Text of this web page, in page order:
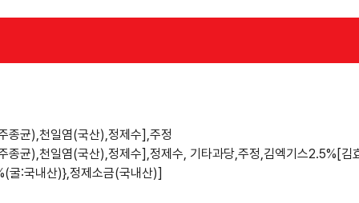
종균),천일염(국산),정제수],주정
균),천일염(국산),정제수],정제수, 기타과당,주정,김엑기스2.5%[
:국내산)},정제소금(국내산)]